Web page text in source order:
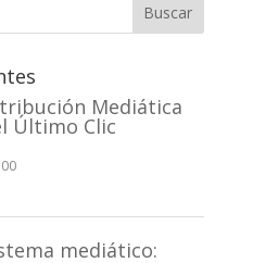
Buscar
Mediática
Último Clic
mediático: